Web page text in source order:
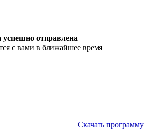
отправлена
с вами в ближайшее время
Скачать программу